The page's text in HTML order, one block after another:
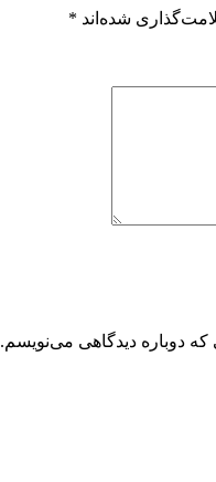
شده‌اند *
که دوباره دیدگاهی می‌نویسم.